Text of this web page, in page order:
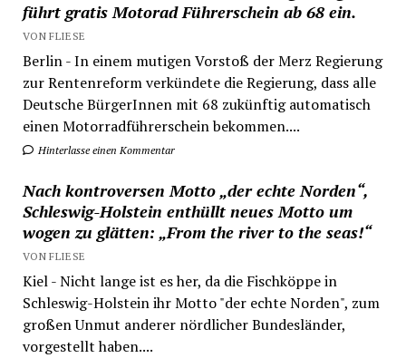
führt gratis Motorad Führerschein ab 68 ein.
VON FLIESE
Berlin - In einem mutigen Vorstoß der Merz Regierung
zur Rentenreform verkündete die Regierung, dass alle
Deutsche BürgerInnen mit 68 zukünftig automatisch
einen Motorradführerschein bekommen....
Hinterlasse einen Kommentar
Nach kontroversen Motto „der echte Norden“,
Schleswig-Holstein enthüllt neues Motto um
wogen zu glätten: „From the river to the seas!“
VON FLIESE
Kiel - Nicht lange ist es her, da die Fischköppe in
Schleswig-Holstein ihr Motto "der echte Norden", zum
großen Unmut anderer nördlicher Bundesländer,
vorgestellt haben....